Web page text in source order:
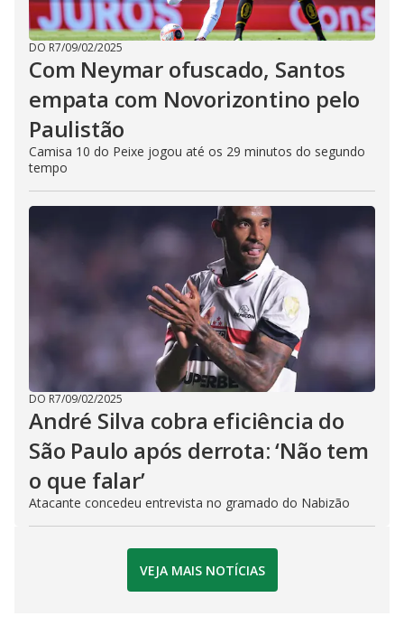
DO R7/09/02/2025
Com Neymar ofuscado, Santos
empata com Novorizontino pelo
Paulistão
Camisa 10 do Peixe jogou até os 29 minutos do segundo
tempo
DO R7/09/02/2025
André Silva cobra eficiência do
São Paulo após derrota: ‘Não tem
o que falar’
Atacante concedeu entrevista no gramado do Nabizão
VEJA MAIS NOTÍCIAS